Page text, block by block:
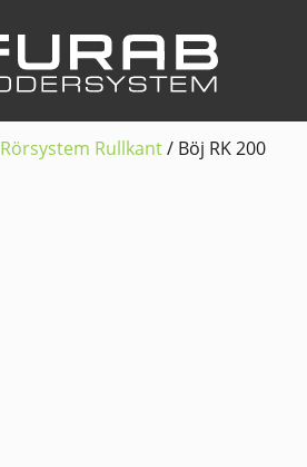
Rörsystem Rullkant/ Böj RK 200